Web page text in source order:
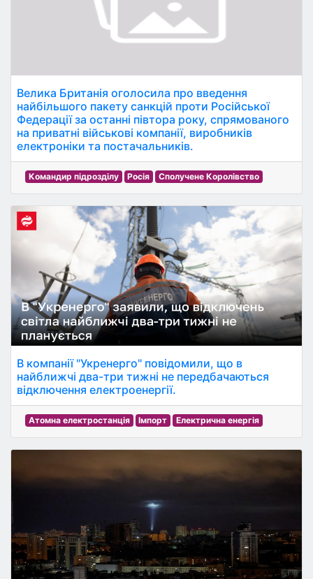
Велика Британія оголосила про введення
найбільшого пакету санкцій проти Російської
Федерації за останні півтора року, спрямованого
на приватні військові компанії, виробників
електроніки та постачальників.
Командир підрозділу Росія Сполучене Королівство
В компанії "Укренерго" повідомили, що в
найближчі два-три тижні не передбачаються
відключення електроенергії.
Атомна електростанція Імпорт Електрична енергія